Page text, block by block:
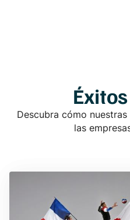
Descubra cómo
las